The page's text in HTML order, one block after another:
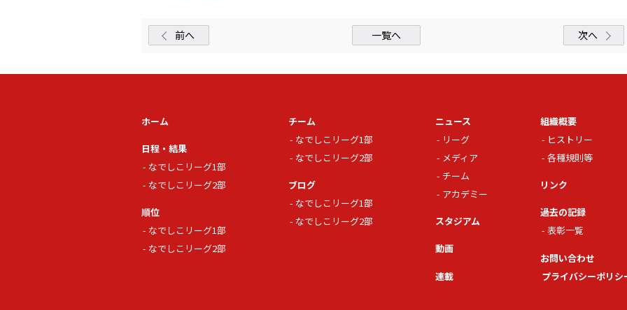
前へ 一覧へ 次へ
ホーム
日程・結果
なでしこリーグ1部
なでしこリーグ2部
順位
なでしこリーグ1部
なでしこリーグ2部
チーム
なでしこリーグ1部
なでしこリーグ2部
ブログ
なでしこリーグ1部
なでしこリーグ2部
ニュース
リーグ
メディア
チーム
アカデミー
スタジアム
動画
連載
組織概要
ヒストリー
各種規則等
リンク
過去の記録
表彰一覧
お問い合わせ
プライバシーポリシ